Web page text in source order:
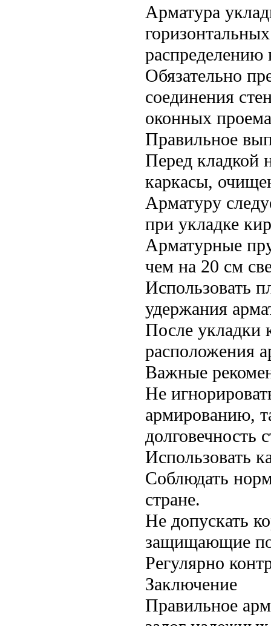
Арматура
распределению
Обязательно
соединения
оконных
Правильное
Перед кладкой
каркасы,
Арматуру
при укладке
Арматурные
чем на 20 см
Использовать
удержания
После укладки
расположения
Важные
Не
армированию,
долговечность
Использовать
Соблюдать
стране.
Не допускать
защищающие
Регулярно
Заключение
Правильное